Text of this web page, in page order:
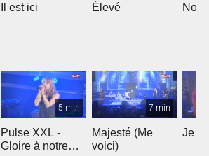
Il est ici Élevé
5 min
Pulse XXL -
Gloire à notre
7 min
Majesté (Me
voici)
Je te